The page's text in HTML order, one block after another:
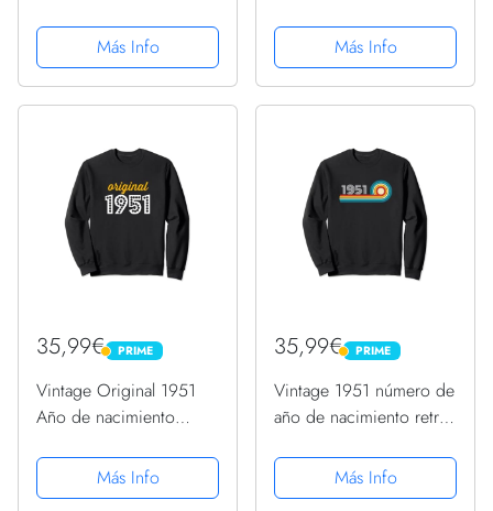
Sudadera con Capucha
Más Info
Sudadera con Capucha
Más Info
35,99€ PRIME
PRIME
Vintage Original 1951
Año de nacimiento
cumpleaños 1951
Sudadera
Más Info
35,99€ PRIME
PRIME
Vintage 1951 número de
año de nacimiento retro
1951 Sudadera
Más Info